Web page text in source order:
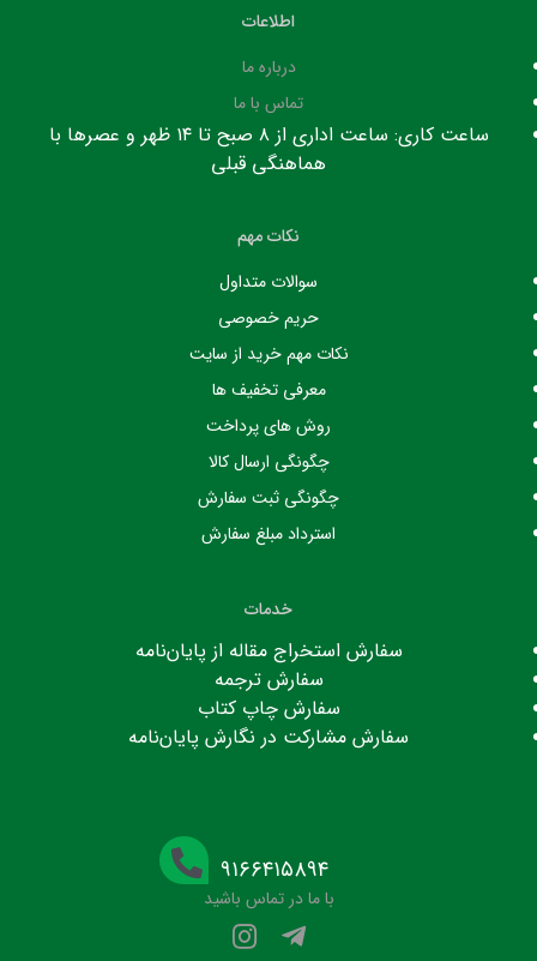
اطلاعات
درباره ما
تماس با ما
ساعت کاری: ساعت اداری از ۸ صبح تا ۱۴ ظهر و عصرها با
هماهنگی قبلی
نکات مهم
سوالات متداول
حریم خصوصی
نکات مهم خرید از سایت
معرفی تخفیف ها
روش های پرداخت
چگونگی ارسال کالا
چگونگی ثبت سفارش
استرداد مبلغ سفارش
خدمات
سفارش استخراج مقاله از پایان‌نامه
سفارش ترجمه
سفارش چاپ کتاب
سفارش مشارکت در نگارش پایان‌نامه
۹۱۶۶۴۱۵۸۹۴
با ما در تماس باشید